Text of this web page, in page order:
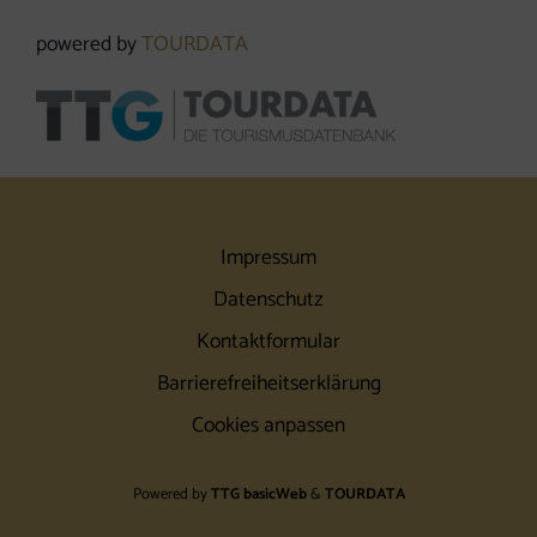
powered byTOURDATA
Impressum
Datenschutz
Kontaktformular
Barrierefreiheitserklärung
Cookies anpassen
Powered byTTG basicWeb&TOURDATA